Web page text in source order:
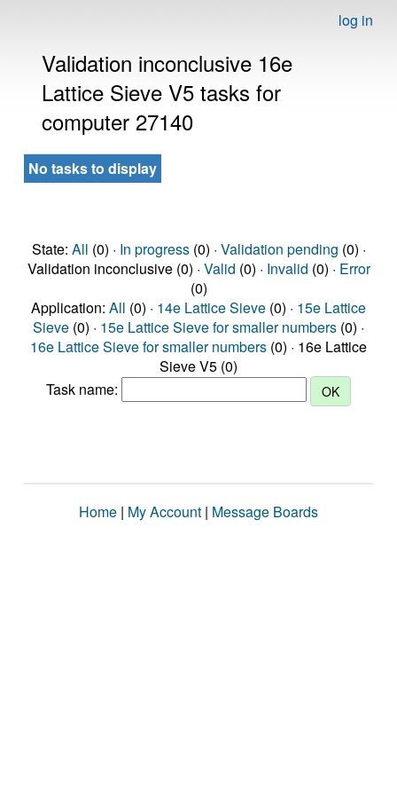
log in
Validation inconclusive 16e
Lattice Sieve V5 tasks for
computer 27140
No tasks to display
State: All (0) · In progress(0) · Validation pending (0) ·
Validation inconclusive (0) · Valid (0) · Invalid (0) · Error
(0)
Application: All (0) · 14e Lattice Sieve (0) · 15e Lattice
Sieve (0) · 15e Lattice Sieve for smaller numbers (0) ·
16e Lattice Sieve for smaller numbers (0) · 16e Lattice
Sieve V5 (0)
Task name:
Home | My Account | Message Boards